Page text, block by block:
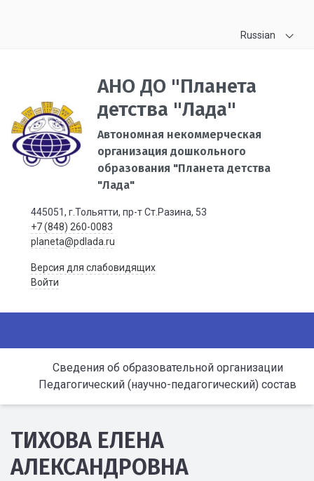
Russian
АНО ДО "Планета
детства "Лада"
Автономная некоммерческая
организация дошкольного
образования "Планета детства
"Лада"
445051, г.Тольятти, пр-т Ст.Разина, 53
+7 (848) 260-0083
planeta@pdlada.ru
Версия для слабовидящих
Войти
Сведения об образовательной организации
Педагогический (научно-педагогический) состав
ТИХОВА ЕЛЕНА
АЛЕКСАНДРОВНА